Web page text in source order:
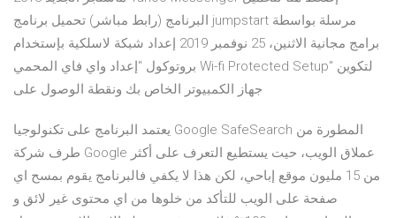
البرنامج (رابط مباشر) تحميل برنامج jumpstart مرسلة بواسطة
برامج مجانية الاثنين، 25 نوفمبر 2019 إعداد شبكة لاسلكية بإستخدام
بروتوكول "إعداد واي فاي المحمي Wi-fi Protected Setup" لتكوين
جهاز الكمبيوتر الخاص بك ونقطة الوصول على
يعتمد البرنامج على تكنولوجيا Google SafeSearch المطورة من
طرف شركة Google عملاق الويب، حيت يستطيع التعرف على أكثر
من 15 مليون موقع إباحي، لكن هذا لا يكفي فالبرنامج يقوم بمسح اي
صفحة على الويب للتأكد من خلوها من اي محتوى غير لائق و